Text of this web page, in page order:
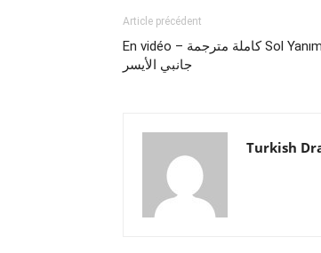
Article précédent
En vidéo – كاملة مترجمة Sol Yanım 2 مسلسل
جانبي الأيسر